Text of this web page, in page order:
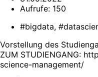
Aufrufe: 150
#bigdata,
Vorstellung des
ZUM STUDIENGANG:
science-management/